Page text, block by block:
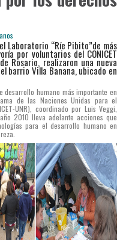
Laboratorio “Ríe Pibito”de más
por voluntarios del CONICET
Rosario, realizaron una nueva
barrio Villa Banana, ubicado en
humano más importante en
de las Naciones Unidas para el
UNR), coordinado por Luis Veggi,
2010 lleva adelante acciones que
para el desarrollo humano en